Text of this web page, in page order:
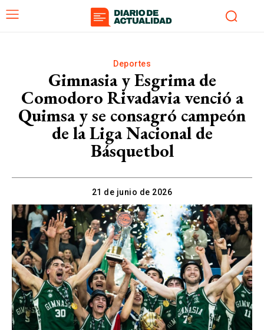
Deportes
Gimnasia y Esgrima de
Comodoro Rivadavia venció a
Quimsa y se consagró campeón
de la Liga Nacional de
Básquetbol
21 de junio de 2026